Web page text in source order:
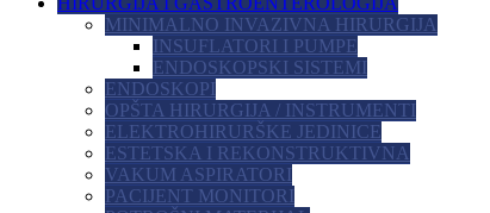
MINIMALNO INVAZIVNA HIRURGIJA
INSUFLATORI I PUMPE
ENDOSKOPSKI SISTEMI
ENDOSKOPI
OPŠTA HIRURGIJA / INSTRUMENTI
ELEKTROHIRURŠKE JEDINICE
ESTETSKA I REKONSTRUKTIVNA
VAKUM ASPIRATORI
PACIJENT MONITORI